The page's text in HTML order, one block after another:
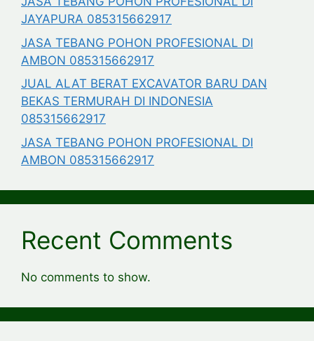
JAYAPURA 085315662917
JASA TEBANG POHON PROFESIONAL DI
AMBON 085315662917
JUAL ALAT BERAT EXCAVATOR BARU DAN
BEKAS TERMURAH DI INDONESIA
085315662917
JASA TEBANG POHON PROFESIONAL DI
AMBON 085315662917
Recent Comments
No comments to show.